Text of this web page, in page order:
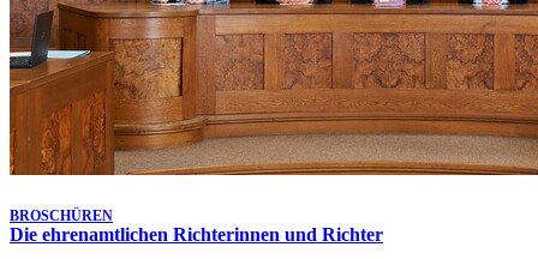
10. Aug. 2026, 09:20 Uhr
Gütetermin
Klagen in bürgerlichen Rechtsstreitigkeiten - 1 Ca 5468/26
10. Aug. 2026, 09:30 Uhr
Gütetermin
Klagen in bürgerlichen Rechtsstreitigkeiten - 1 Ca 3913/26
Letzte Aktualisierung:
7. Aug. 2026, 17:25 Uhr
BROSCHÜREN
Die ehrenamtlichen Richterinnen und Richter